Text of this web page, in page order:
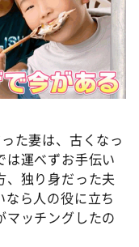
た妻は、古くなっ
は運べずお手伝い
、独り身だった夫
ら人の役に立ち
マッチングしたの